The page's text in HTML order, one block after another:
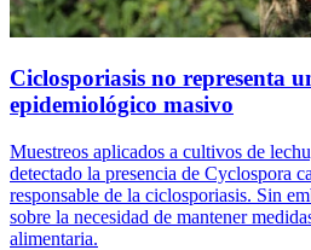
Ciclosporiasis no representa
epidemiológico masivo
Muestreos aplicados a cultivos de
detectado la presencia de Cyclospora
responsable de la ciclosporiasis. Sin
sobre la necesidad de mantener
alimentaria.